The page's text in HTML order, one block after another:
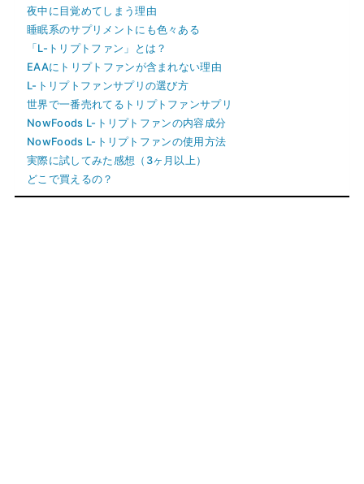
夜中に目覚めてしまう理由
睡眠系のサプリメントにも色々ある
「L-トリプトファン」とは？
EAAにトリプトファンが含まれない理由
L-トリプトファンサプリの選び方
世界で一番売れてるトリプトファンサプリ
NowFoods L-トリプトファンの内容成分
NowFoods L-トリプトファンの使用方法
実際に試してみた感想（3ヶ月以上）
どこで買えるの？